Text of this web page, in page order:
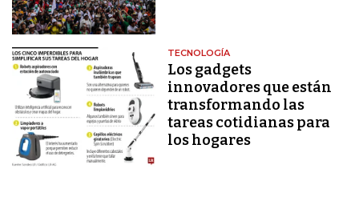
TECNOLOGÍA
Los gadgets
innovadores que están
transformando las
tareas cotidianas para
los hogares